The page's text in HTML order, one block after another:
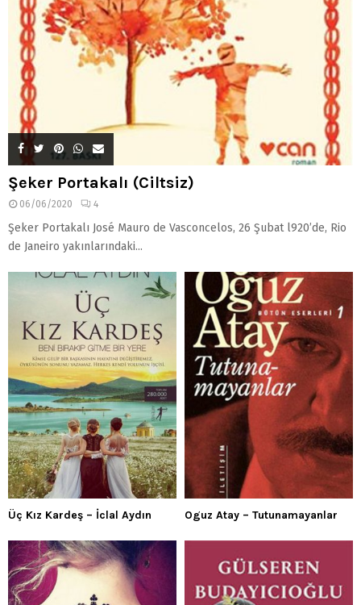
Şeker Portakalı (Ciltsiz)
06/06/2020 4
Şeker Portakalı José Mauro de Vasconcelos, 26 Şubat l920’de, Rio
de Janeiro yakınlarındaki...
Üç Kız Kardeş – İclal Aydın Oguz Atay – Tutunamayanlar